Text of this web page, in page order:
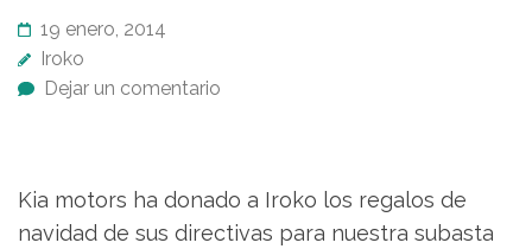
19 enero, 2014
Iroko
Dejar un comentario
Kia motors ha donado a Iroko los regalos de
navidad de sus directivas para nuestra subasta